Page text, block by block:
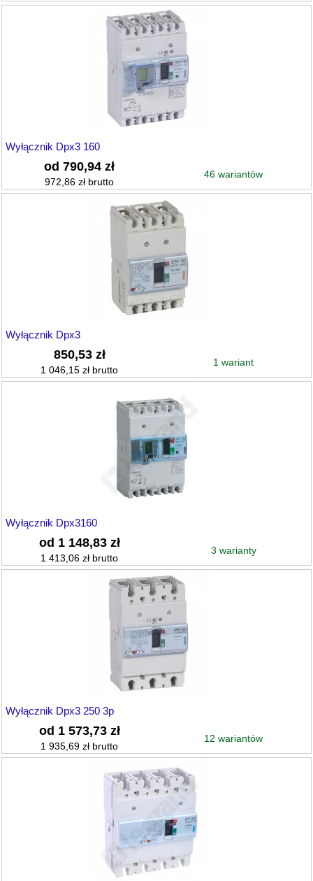
Wyłącznik Dpx3 160
od 790,94 zł
972,86 zł brutto
46 wariantów
Wyłącznik Dpx3
850,53 zł
1 046,15 zł brutto
1 wariant
Wyłącznik Dpx3160
od 1 148,83 zł
1 413,06 zł brutto
3 warianty
Wyłącznik Dpx3 250 3p
od 1 573,73 zł
1 935,69 zł brutto
12 wariantów